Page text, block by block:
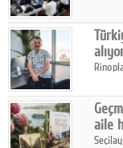
biri
aile